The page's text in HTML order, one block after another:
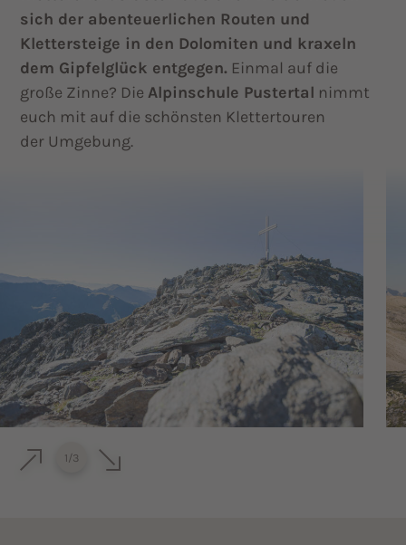
sich der abenteuerlichen Routen und
Klettersteige in den Dolomiten und kraxeln
dem Gipfelglück entgegen. Einmal auf die
große Zinne? DieAlpinschule Pustertal nimmt
euch mit auf die schönsten Klettertouren
der Umgebung.
1 /3